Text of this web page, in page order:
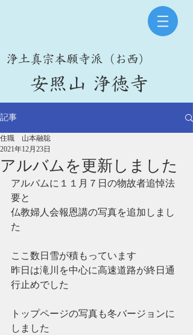
​浄土真宗本願寺派（お西）
​安照山 浄徳寺
記事
アルバムを更新しました
住職 山本融聡
2021年12月23日
アルバムに１１月７日の物故者追悼法
要と
仏教婦人会報恩講の写真を追加しまし
た
ここ数日雪が積もっています
昨日は滝川を中心に高速道路が終日通
行止めでした
トップページの写真も冬バージョンに
しました